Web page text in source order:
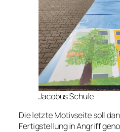
Jacobus Schule
Die letzte Motivseite soll
Fertigstellung in Angriff